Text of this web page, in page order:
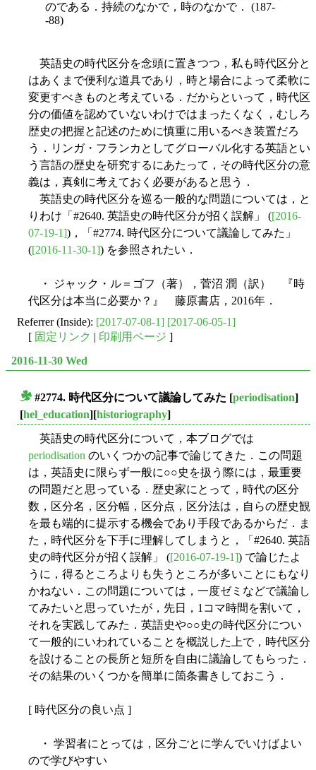
のである．持続のなかで，時のなかで． (187-
-88)
英語史の時代区分を念頭に置きつつ，私も時代区分と
はあくまで便利な道具であり，時と場合によって柔軟に
変更すべきものと考えている．だからといって，時代区
分の価値を認めていないわけではまったくなく，むしろ
歴史の把握と記述のために慎重に用いるべき装置だろ
う．リンガ・フランカとしてグローバル化する英語とい
う言語の歴史を研究するにあたって，その時代区分の意
義は，真剣に考えておく必要があると思う．
英語史の時代区分を巡る一般的な問題については，と
りわけ「#2640. 英語史の時代区分が招く誤解」 ([2016-
07-19-1])，「#2774. 時代区分について議論してみた」
([2016-11-30-1]) を参照されたい．
・ ジャック・ル＝ゴフ（著），菅沼 潤（訳） 『時
代区分は本当に必要か？』 藤原書店，2016年．
Referrer (Inside): [2017-07-08-1] [2017-06-05-1]
[ 固定リンク | 印刷用ページ ]
2016-11-30 Wed
#2774. 時代区分について議論してみた [periodisation]
[hel_education][historiography]
英語史の時代区分について，本ブログでは
periodisation のいくつかの記事で論じてきた．この問題
は，英語史に限らず一般に○○史を扱う際には，最重要
の問題だと思っている．歴史家にとって，時代の区分
数，区分名，区分幅，区分点，区分法は，自らの歴史観
を最も端的に提示する機会であり手段であるからだ．ま
た，時代区分を下手に理解してしまうと，「#2640. 英語
史の時代区分が招く誤解」 ([2016-07-19-1]) で論じたよ
うに，得るところよりも失うところが多いことにもなり
かねない．この問題については，一度ゼミなどで議論し
てみたいと思っていたが，先日，1コマ時間を割いて，
それを実践してみた．英語史や○○史の時代区分につい
て一般的にいわれていることを概説した上で，時代区分
を設けることの長所と短所を自由に議論してもらった．
その結果のいくつかを簡単に箇条書きしておこう．
[ 時代区分の良い点 ]
・ 学習者にとっては，区分ごとに学んでいけばよい
ので学びやすい